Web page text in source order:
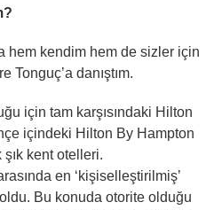
hem kendim hem de sizler için
Tonguç’a danıştım.
için tam karşısındaki Hilton
içindeki Hilton By Hampton
şık kent otelleri.
en ‘kişiselleştirilmiş’
Bu konuda otorite olduğu